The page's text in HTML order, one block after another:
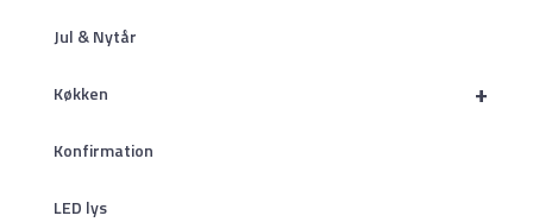
Jul & Nytår
+
Køkken
Konfirmation
LED lys